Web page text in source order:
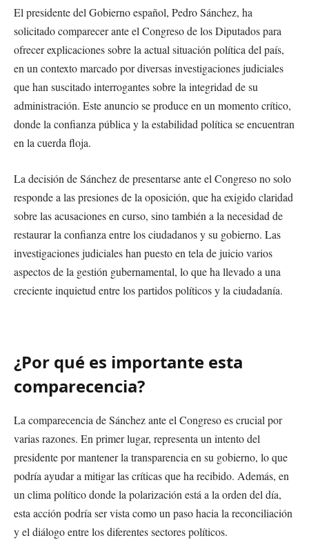
El presidente del Gobierno español, Pedro Sánchez, ha
solicitado comparecer ante el Congreso de los Diputados para
ofrecer explicaciones sobre la actual situación política del país,
en un contexto marcado por diversas investigaciones judiciales
que han suscitado interrogantes sobre la integridad de su
administración. Este anuncio se produce en un momento crítico,
donde la confianza pública y la estabilidad política se encuentran
en la cuerda floja.
La decisión de Sánchez de presentarse ante el Congreso no solo
responde a las presiones de la oposición, que ha exigido claridad
sobre las acusaciones en curso, sino también a la necesidad de
restaurar la confianza entre los ciudadanos y su gobierno. Las
investigaciones judiciales han puesto en tela de juicio varios
aspectos de la gestión gubernamental, lo que ha llevado a una
creciente inquietud entre los partidos políticos y la ciudadanía.
¿Por qué es importante esta
comparecencia?
La comparecencia de Sánchez ante el Congreso es crucial por
varias razones. En primer lugar, representa un intento del
presidente por mantener la transparencia en su gobierno, lo que
podría ayudar a mitigar las críticas que ha recibido. Además, en
un clima político donde la polarización está a la orden del día,
esta acción podría ser vista como un paso hacia la reconciliación
y el diálogo entre los diferentes sectores políticos.